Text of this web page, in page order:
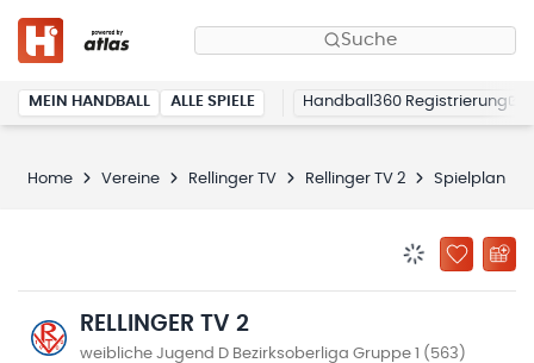
Suche
MEIN HANDBALL ALLE SPIELE Handball360 Registrierung
Home Vereine Rellinger TV Rellinger TV 2 Spielplan
ZU
RELLINGER TV 2
weibliche Jugend D Bezirksoberliga Gruppe 1 (563)